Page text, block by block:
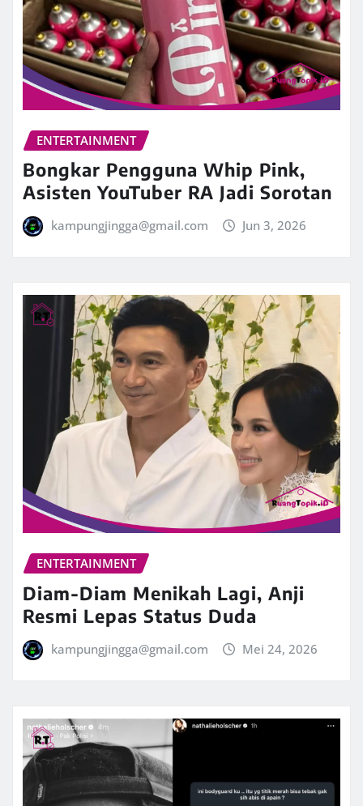
ENTERTAINMENT
Bongkar Pengguna Whip Pink,
Asisten YouTuber RA Jadi Sorotan
kampungjingga@gmail.com Jun 3, 2026
ENTERTAINMENT
Diam-Diam Menikah Lagi, Anji
Resmi Lepas Status Duda
kampungjingga@gmail.com Mei 24, 2026